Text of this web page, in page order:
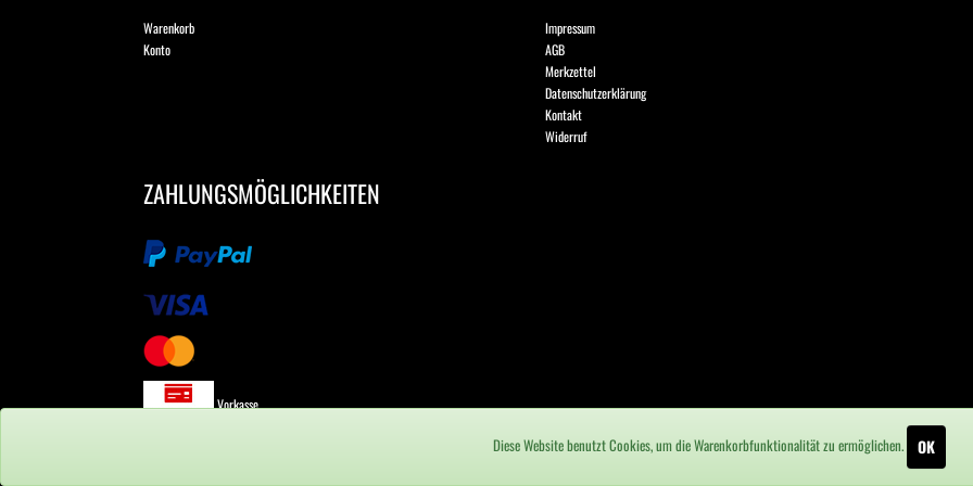
Warenkorb
Konto
Impressum
AGB
Merkzettel
Datenschutzerklärung
Kontakt
Widerruf
ZAHLUNGSMÖGLICHKEITEN
Vorkasse
Diese Website benutzt Cookies, um die Warenkorbfunktionalität zu ermöglichen. OK